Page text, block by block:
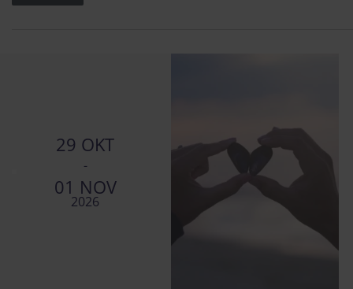
29 OKT
-
01 NOV
2026